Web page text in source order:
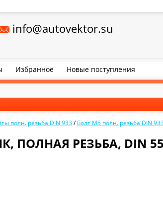
info@autovektor.su
Избранное Новые поступления
полн. резьба DIN 933 /Болт М5 полн. резьба DIN
ПОЛНАЯ РЕЗЬБА, DIN